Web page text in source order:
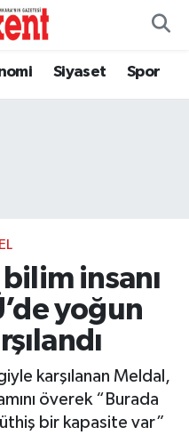
Siyaset Spor
insanı
yoğun
karşılanan Meldal,
överek “Burada
bir kapasite var”